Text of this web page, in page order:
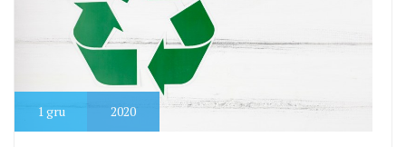
1gru 2020